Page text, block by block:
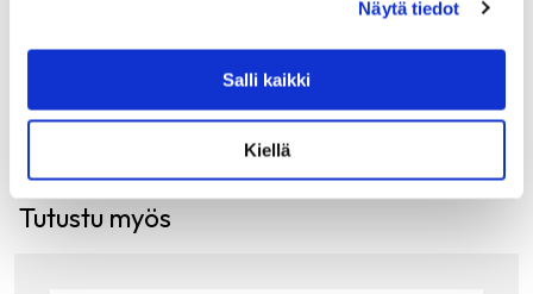
Näytä tiedot
Salli kaikki
Kiellä
Tutustu myös